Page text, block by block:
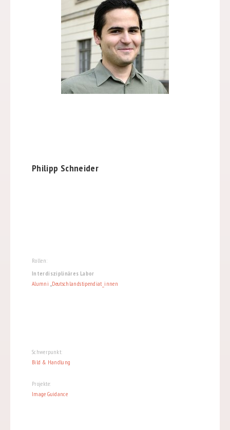
Philipp Schneider
Rollen:
Interdisziplinäres Labor
Alumni ,Deutschlandstipendiat_innen
Schwerpunkt:
Bild & Handlung
Projekte:
Image Guidance